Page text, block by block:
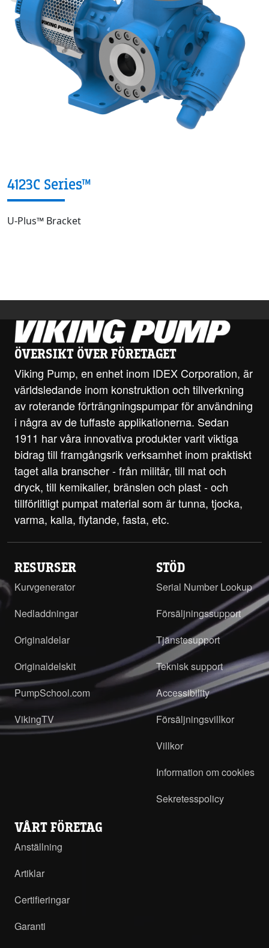
4123C Series™
U-Plus™ Bracket
ÖVERSIKT ÖVER FÖRETAGET
Viking Pump, en enhet inom IDEX Corporation, är
världsledande inom konstruktion och tillverkning
av roterande förträngningspumpar för användning
i några av de tuffaste applikationerna. Sedan
1911 har våra innovativa produkter varit viktiga
bidrag till framgångsrik verksamhet inom praktiskt
taget alla branscher - från militär, till mat och
dryck, till kemikalier, bränslen och plast - och
tillförlitligt pumpat material som är tunna, tjocka,
varma, kalla, flytande, fasta, etc.
RESURSER
Kurvgenerator
Nedladdningar
Originaldelar
Originaldelskit
PumpSchool.com
VikingTV
STÖD
Serial Number Lookup
Försäljningssupport
Tjänstesupport
Teknisk support
Accessibility
Försäljningsvillkor
Villkor
Information om cookies
Sekretesspolicy
VÅRT FÖRETAG
Anställning
Artiklar
Certifieringar
Garanti